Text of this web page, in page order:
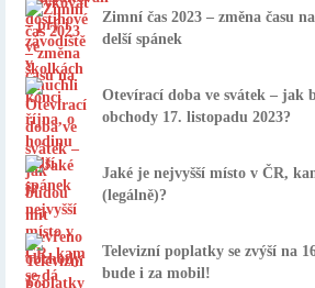
Zimní čas 2023 – změna času
delší spánek
Otevírací doba ve svátek – jak
obchody 17. listopadu 2023?
Jaké je nejvyšší místo v ČR,
(legálně)?
Televizní poplatky se zvýší na
bude i za mobil!